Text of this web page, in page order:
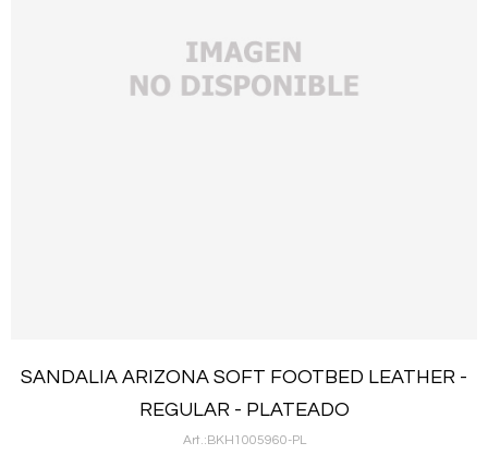
SANDALIA ARIZONA SOFT FOOTBED LEATHER -
REGULAR - PLATEADO
BKH1005960-PL